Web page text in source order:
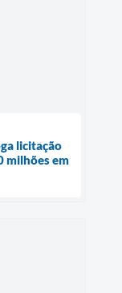
licitação
milhões em